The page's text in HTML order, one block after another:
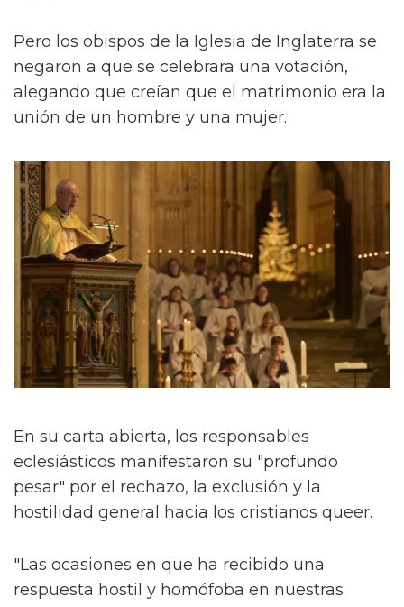
Pero los obispos de la Iglesia de Inglaterra se
negaron a que se celebrara una votación,
alegando que creían que el matrimonio era la
unión de un hombre y una mujer.
En su carta abierta, los responsables
eclesiásticos manifestaron su "profundo
pesar" por el rechazo, la exclusión y la
hostilidad general hacia los cristianos queer.
"Las ocasiones en que ha recibido una
respuesta hostil y homófoba en nuestras